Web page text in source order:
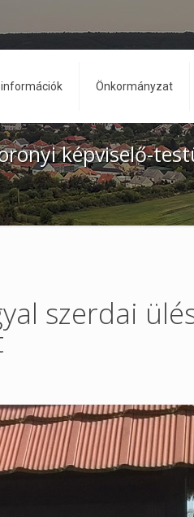
Önkormányzat
képviselő-
szerdai